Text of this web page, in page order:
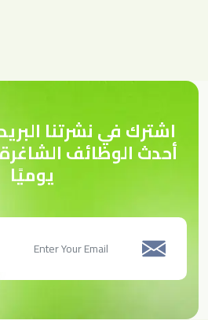
اشترك في نشرتنا
أحدث الوظائف
يوميًا